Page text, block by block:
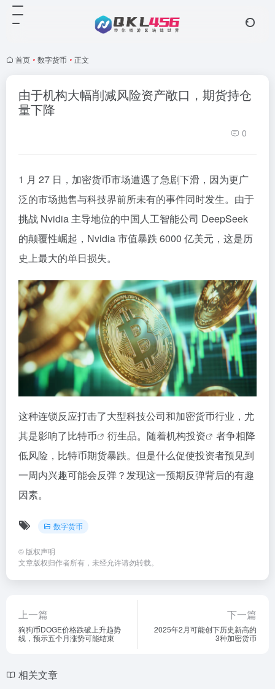
首页 • 数字货币 • 正文
由于机构大幅削减风险资产敞口，期货持仓
量下降
0
1 月 27 日，加密货币市场遭遇了急剧下滑，因为更广
泛的市场抛售与科技界前所未有的事件同时发生。由于
挑战 Nvidia 主导地位的中国人工智能公司 DeepSeek
的颠覆性崛起，Nvidia 市值暴跌 6000 亿美元，这是历
史上最大的单日损失。
这种连锁反应打击了大型科技公司和加密货币行业，尤
其​​是影响了比特币 衍生品。随着机构投资
者争相降
低风险，比特币期货暴跌。但是什么促使投资者预见到
一周内兴趣可能会反弹？发现这一预期反弹背后的有趣
因素。
数字货币
© 版权声明
文章版权归作者所有，未经允许请勿转载。
上一篇
狗狗币DOGE价格跌破上升趋势
线，预示五个月涨势可能结束
下一篇
2025年2月可能创下历史新高的
3种加密货币
相关文章